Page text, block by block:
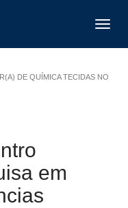
DE QUÍMICA TECIDAS NO
em